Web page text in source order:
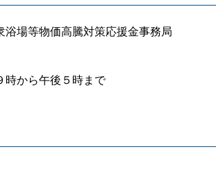
場等物価高騰対策応援金事務局
時から午後５時まで